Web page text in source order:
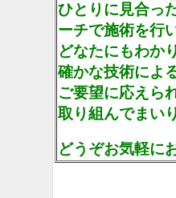
ひとりに見合っ
ーチで施術を行
どなたにもわか
確かな技術によ
ご要望に応えら
取り組んでまい
どうぞお気軽に